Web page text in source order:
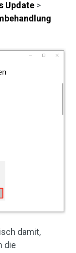
Update >
damit,
die